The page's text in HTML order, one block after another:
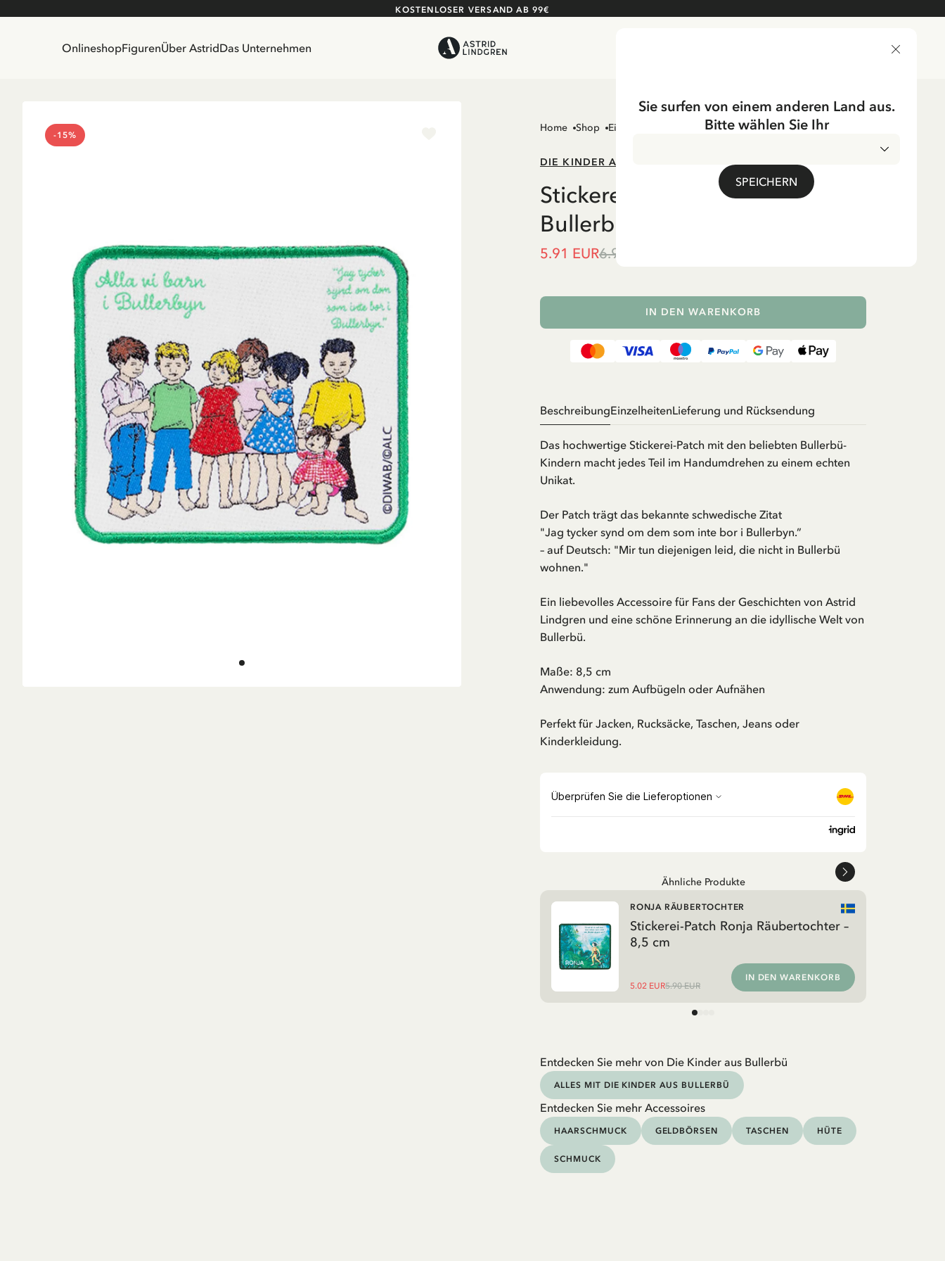
KOSTENLOSER VERSAND AB 99€
OnlineshopFigurenÜber AstridDas Unternehmen
-15%
Home Shop Einrichtung Textilien
DIE KINDER AUS BULLERBÜ
Stickerei-Patch Wir Kinder aus
Bullerbü – 8,5 cm
5.91 EUR6.95 EUR
IN DEN WARENKORB
BeschreibungEinzelheitenLieferung und Rücksendung
Das hochwertige Stickerei-Patch mit den beliebten Bullerbü-
Kindern macht jedes Teil im Handumdrehen zu einem echten
Unikat.
Der Patch trägt das bekannte schwedische Zitat
"Jag tycker synd om dem som inte bor i Bullerbyn.”
– auf Deutsch: "Mir tun diejenigen leid, die nicht in Bullerbü
wohnen."
Ein liebevolles Accessoire für Fans der Geschichten von Astrid
Lindgren und eine schöne Erinnerung an die idyllische Welt von
Bullerbü.
Maße: 8,5 cm
Anwendung: zum Aufbügeln oder Aufnähen
Perfekt für Jacken, Rucksäcke, Taschen, Jeans oder
Kinderkleidung.
Ähnliche Produkte
Stickerei-Patch Ronja Räubertochter –
8,5 cm
RONJA RÄUBERTOCHTER
5.02 EUR5.90 EUR
IN DEN WARENKORB
Entdecken Sie mehr von Die Kinder aus Bullerbü
ALLES MIT DIE KINDER AUS BULLERBÜ
Entdecken Sie mehr Accessoires
HAARSCHMUCK GELDBÖRSEN TASCHEN HÜTE
SCHMUCK
Sie surfen von einem anderen Land aus.
Bitte wählen Sie Ihr
SPEICHERN